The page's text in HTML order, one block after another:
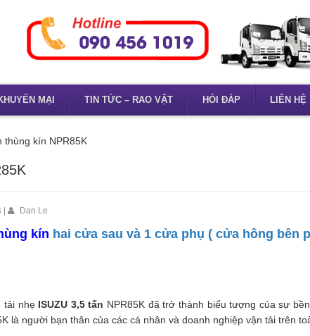
MẠI TIN TỨC – RAO VẶT HỎI ĐÁP LIÊN HỆ
kín NPR85K
Dan Le
kín hai cửa sau và 1 cửa phụ ( cửa hông bên
tải nhẹ ISUZU 3,5 tấn NPR85K đã trở thành biểu tượng của sự
là người bạn thân của các cá nhân và doanh nghiệp vận tải trên